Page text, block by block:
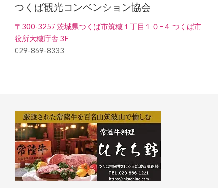
つくば観光コンベンション協会
〒300-3257 茨城県つくば市筑穂１丁目１０−４ つくば市
役所大穂庁舎 3F
029-869-8333